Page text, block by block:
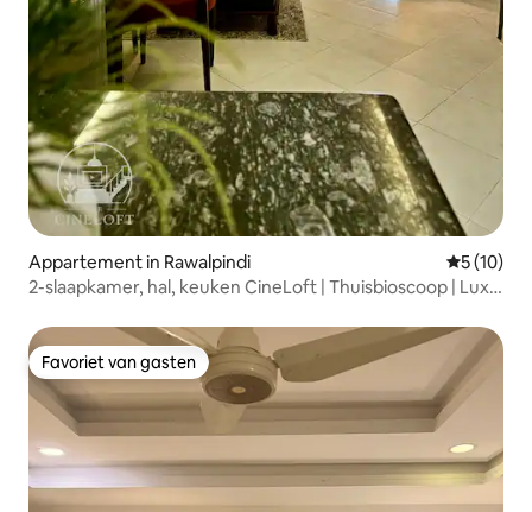
Appartement in Rawalpindi
5 (10)
2-slaapkamer, hal, keuken CineLoft | Thuisbioscoop | Luxe
Favoriet van gasten
Favoriet van gasten